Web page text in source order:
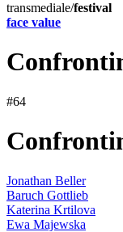
transmediale/festival
face value
#64
Jonathan Beller
Baruch Gottlieb
Katerina Krtilova
Ewa Majewska